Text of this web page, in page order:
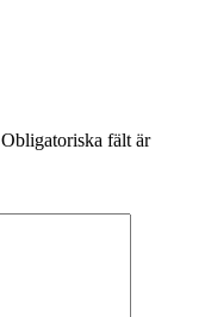
Obligatoriska fält är